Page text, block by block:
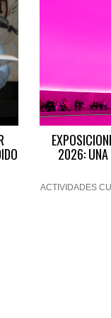
2026: UNA
ACTIVIDADES